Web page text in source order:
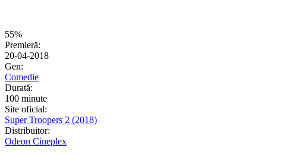
55%
Premieră:
20-04-2018
Gen:
Comedie
Durată:
100 minute
Site oficial:
Super Troopers 2 (2018)
Distribuitor:
Odeon Cineplex